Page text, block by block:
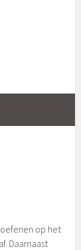
op het
Daarnaast